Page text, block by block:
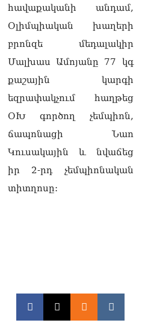
հավաքականի անդամ,
Օլիմպիական խաղերի
բրոնզե մեդալակիր
Մալխաս Ամոյանը 77 կգ
քաշային կարգի
եզրափակչում հաղթեց
ՕԽ գործող չեմպիոն,
ճապոնացի Նաո
Կուսակային և նվաճեց
իր 2-րդ չեմպիոնական
տիտղոսը: